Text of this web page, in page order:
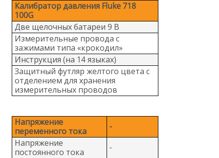
Калибратор давления Fluke 718
100G
Две щелочных батареи 9 В
Измерительные провода с
зажимами типа «крокодил»
Инструкция (на 14 языках)
Защитный футляр желтого цвета с
отделением для хранения
измерительных проводов
Напряжение
переменного тока
-
Напряжение
постоянного тока
-